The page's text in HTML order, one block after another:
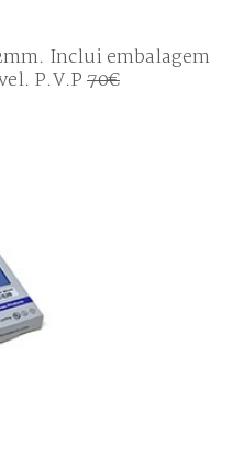
Inclui embalagem
P.V.P 70€